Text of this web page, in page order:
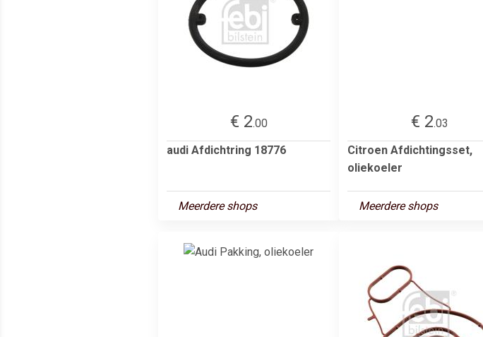
€ 2.00
audi Afdichtring 18776
Meerdere shops
€ 2.03
Citroen Afdichtingsset,
oliekoeler
Meerdere shops